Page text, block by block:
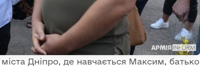
міста Дніпро, де навчається Максим, батько